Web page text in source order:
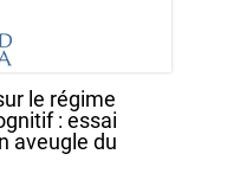
le régime
: essai
aveugle du